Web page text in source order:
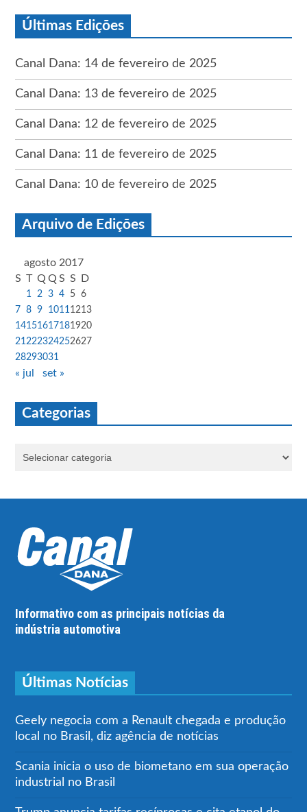
Últimas Edições
Canal Dana: 14 de fevereiro de 2025
Canal Dana: 13 de fevereiro de 2025
Canal Dana: 12 de fevereiro de 2025
Canal Dana: 11 de fevereiro de 2025
Canal Dana: 10 de fevereiro de 2025
Arquivo de Edições
agosto 2017
S T Q Q S S D
1 2 3 4 5 6
7 8 9 1011 1213
14151617181920
21 222324252627
28293031
« jul set »
Categorias
Informativo com as principais notícias da
indústria automotiva
Últimas Notícias
Geely negocia com a Renault chegada e produção
local no Brasil, diz agência de notícias
Scania inicia o uso de biometano em sua operação
industrial no Brasil